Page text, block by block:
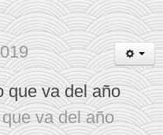
va del año